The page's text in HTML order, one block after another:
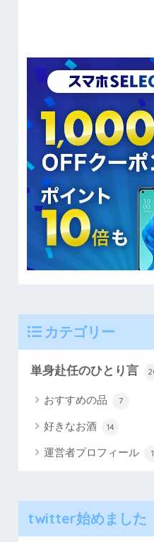
カテゴリー
単身赴任のひとり言
おすすめの品 7
好きなお酒 14
運営者プロフィール 1
twitter始めました